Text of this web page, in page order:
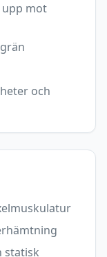
upp mot
och
statisk